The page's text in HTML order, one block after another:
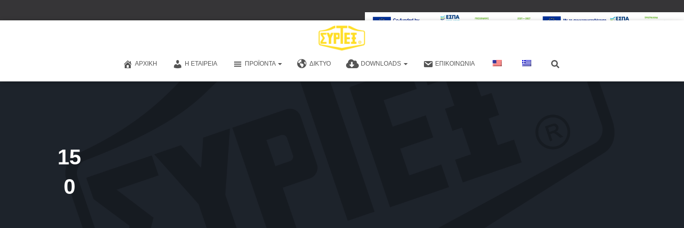
ΑΡΧΙΚΉ Η ΕΤΑΙΡΕΊΑ ΠΡΟΪΌΝΤΑ ΔΊΚΤΥΟ DOWNLOADS ΕΠΙΚΟΙΝΩΝΊΑ
15
0